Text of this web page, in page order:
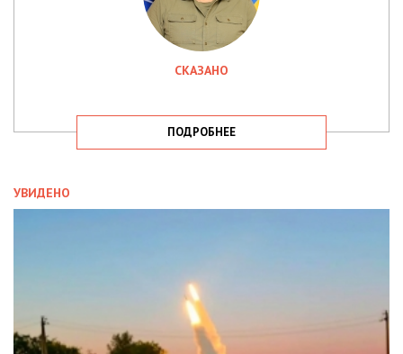
СКАЗАНО
ПОДРОБНЕЕ
УВИДЕНО